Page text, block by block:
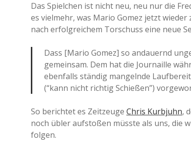
Das Spielchen ist nicht neu, neu nur die
es vielmehr, was Mario Gomez jetzt
nach erfolgreichem Torschuss eine neue
Dass [Mario Gomez] so andauernd
gemeinsam. Dem hat die Journaille
ebenfalls ständig mangelnde
(“kann nicht richtig Schießen”)
So berichtet es Zeitzeuge Chris Kurbjuhn,
noch übler aufstoßen müsste als uns, die
folgen.